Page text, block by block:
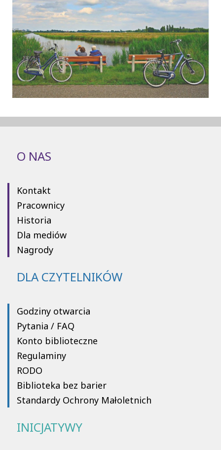
O NAS
Kontakt
Pracownicy
Historia
Dla mediów
Nagrody
DLA CZYTELNIKÓW
Godziny otwarcia
Pytania / FAQ
Konto biblioteczne
Regulaminy
RODO
Biblioteka bez barier
Standardy Ochrony Małoletnich
INICJATYWY